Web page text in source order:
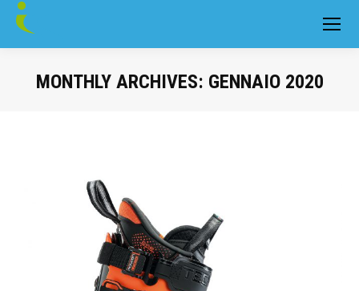
MONTHLY ARCHIVES: GENNAIO 2020